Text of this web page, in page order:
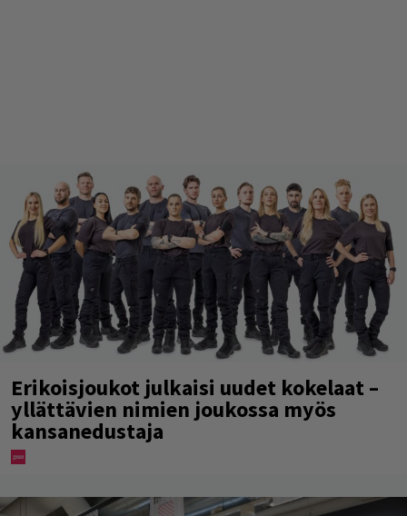
Erikoisjoukot julkaisi uudet kokelaat –
yllättävien nimien joukossa myös
kansanedustaja